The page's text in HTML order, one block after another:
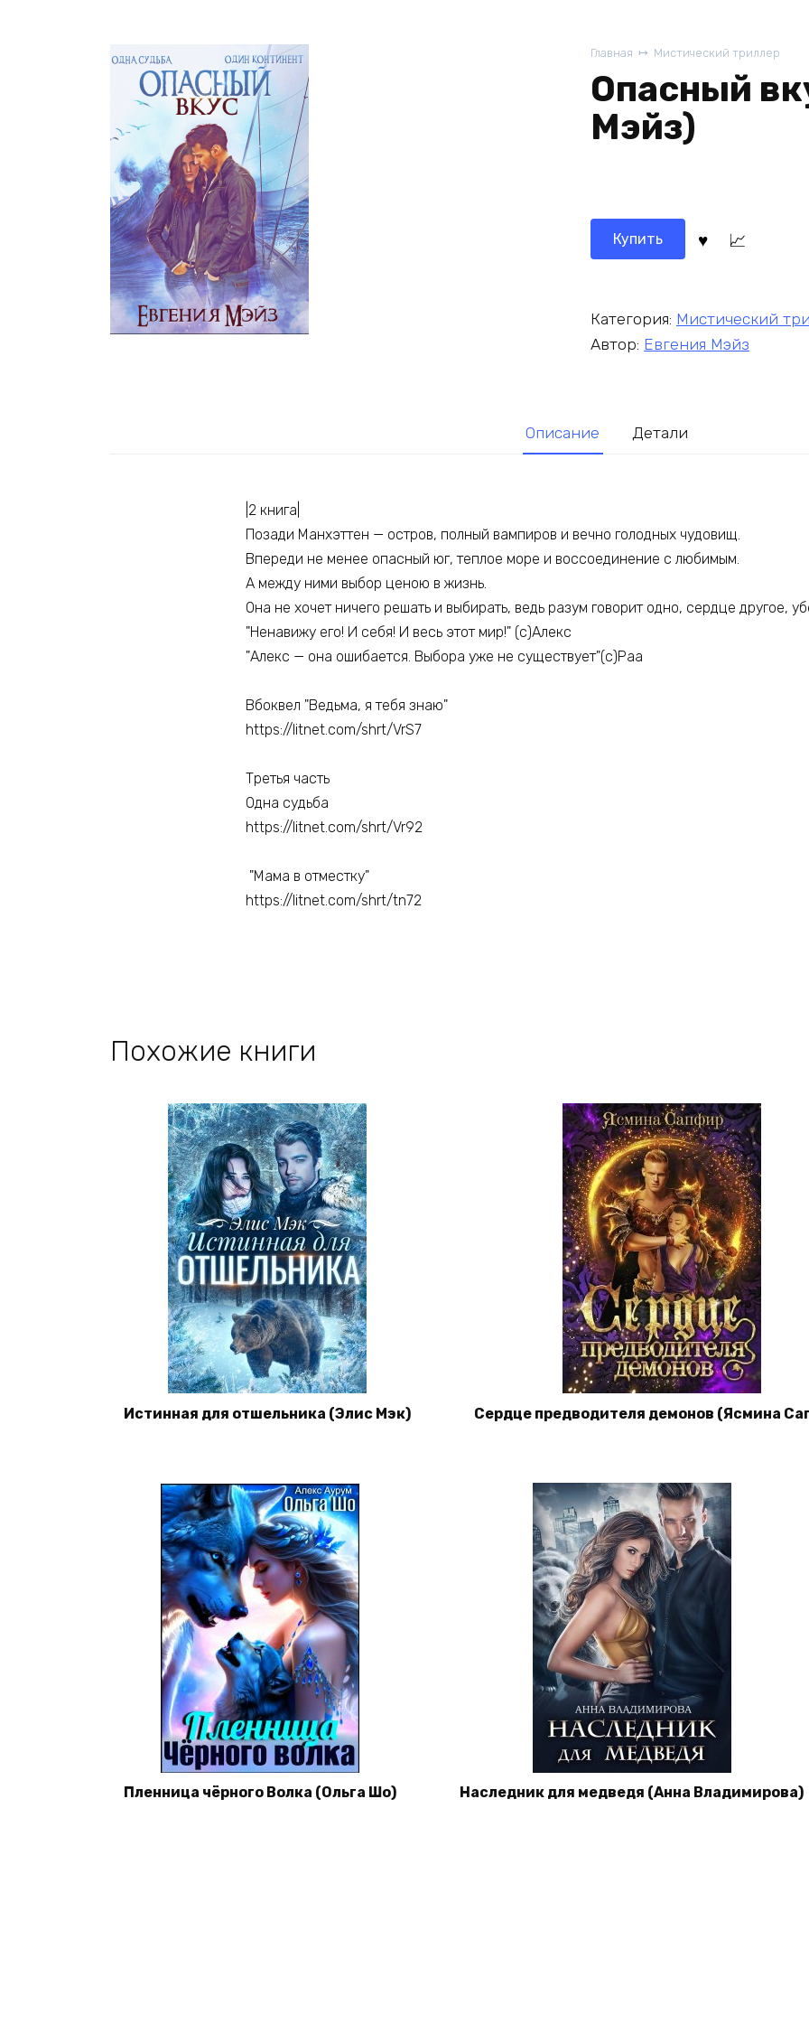
Главная Мистический триллер
Опасный
Мэйз)
Купить
Категория: Мистический
Автор: Евгения Мэйз
Описание Детали
|2 книга|
Позади Манхэттен — остров, полный вампиров и вечно голодных чудовищ.
Впереди не менее опасный юг, теплое море и воссоединение с любимым.
А между ними выбор ценою в жизнь.
Она не хочет ничего решать и выбирать, ведь разум говорит одно, сердце другое,
"Ненавижу его! И себя! И весь этот мир!" (с)Алекс
"Алекс — она ошибается. Выбора уже не существует"(с)Раa
Вбоквел "Ведьма, я тебя знаю"
https://litnet.com/shrt/VrS7
Третья часть
Одна судьба
https://litnet.com/shrt/Vr92
"Мама в отместку"
https://litnet.com/shrt/tn72
Похожие книги
Истинная для отшельника (Элис Мэк) Сердце предводителя демонов (Ясмина
Пленница чёрного Волка (Ольга Шо) Наследник для медведя (Анна Владимирова)